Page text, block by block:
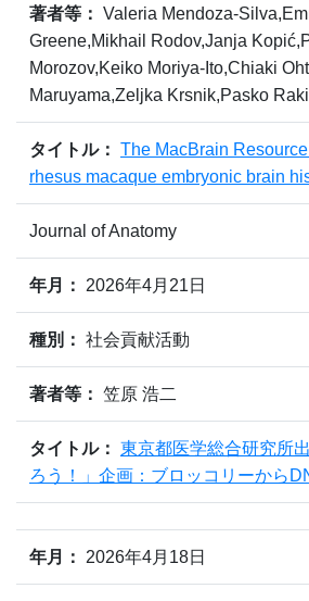
著者等： Valeria
Greene,Mikhail Rodov,Janja
Morozov,Keiko Moriya‐Ito,Chiaki
Maruyama,Zeljka Krsnik,Pasko
タイトル： The MacBrain
rhesus macaque embryonic brain
Journal of Anatomy
年月： 2026年4月21日
種別： 社会貢献活動
著者等： 笠原 浩二
タイトル： 東京都医学総合研究所
ろう！」企画：ブロッコリーから
年月： 2026年4月18日